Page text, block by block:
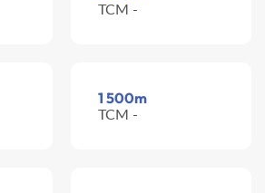
TCM -
1 500m
TCM -